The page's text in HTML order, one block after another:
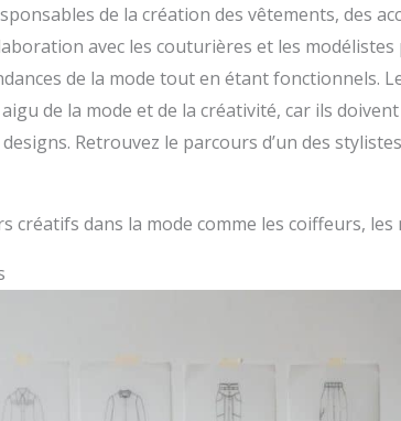
de la création des vêtements, des
avec les couturières et les modélistes
de la mode tout en étant fonctionnels.
de la mode et de la créativité, car ils
Retrouvez le parcours d’un des
créatifs dans la mode comme les coiffeurs,